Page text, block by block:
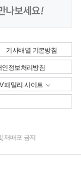
기사배열 기본방침
인정보처리방침
패밀리 사이트
재배포 금지